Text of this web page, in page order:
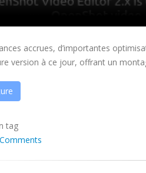
accrues, d’importantes
version à ce jour, offrant un
tag